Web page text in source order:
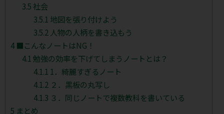
3.5社会
3.5.1 地図を張り付けよう
3.5.2 人物の人柄を書き込もう
4■こんなノートはNG！
4.1 勉強の効率を下げてしまうノートとは？
4.1.1 1．綺麗すぎるノート
4.1.2 ２．黒板の丸写し
4.1.3 ３．同じノートで複数教科を書いている
5 まとめ